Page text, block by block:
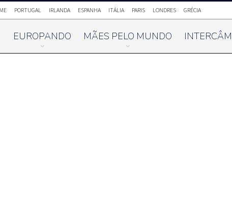
PORTUGAL IRLANDA ESPANHA ITÁLIA PARIS LONDRES GRÉCIA
EUROPANDO MÃES PELO MUNDO